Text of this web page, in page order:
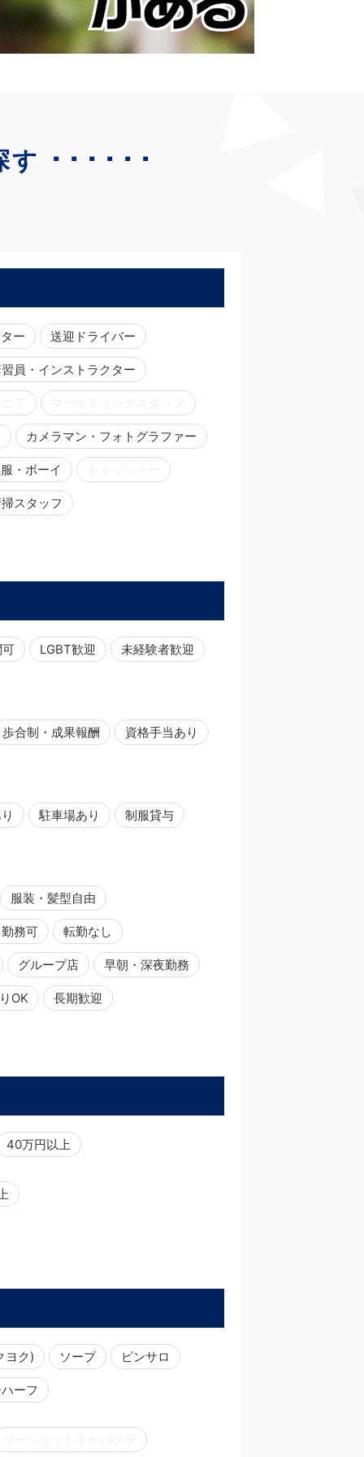
す ･･････
ー 送迎ドライバー
員・インストラクター
カメラマン・フォトグラファー
・ボーイ
スタッフ
LGBT歓迎 未経験者歓迎
歩合制・成果報酬 資格手当あり
駐車場あり 制服貸与
服装・髪型自由
務可 転勤なし
グループ店 早朝・深夜勤務
OK 長期歓迎
40万円以上
ヨク) ソープ ピンサロ
ーフ